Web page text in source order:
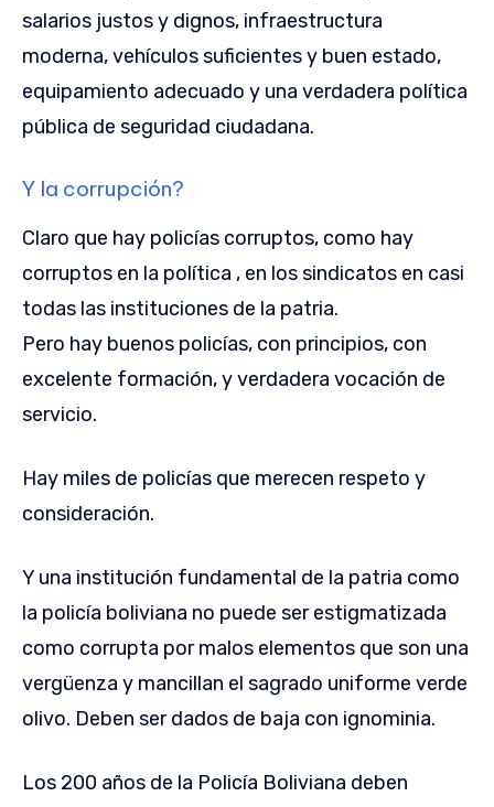
salarios justos y dignos, infraestructura
moderna, vehículos suficientes y buen estado,
equipamiento adecuado y una verdadera política
pública de seguridad ciudadana.
Y la corrupción?
Claro que hay policías corruptos, como hay
corruptos en la política , en los sindicatos en casi
todas las instituciones de la patria.
Pero hay buenos policías, con principios, con
excelente formación, y verdadera vocación de
servicio.
Hay miles de policías que merecen respeto y
consideración.
Y una institución fundamental de la patria como
la policía boliviana no puede ser estigmatizada
como corrupta por malos elementos que son una
vergüenza y mancillan el sagrado uniforme verde
olivo. Deben ser dados de baja con ignominia.
Los 200 años de la Policía Boliviana deben